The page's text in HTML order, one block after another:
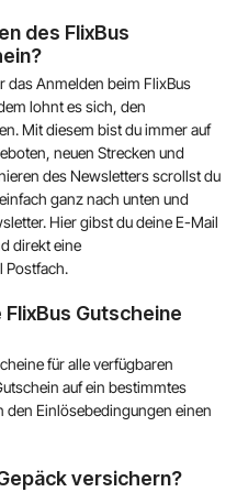
des FlixBus
das Anmelden beim FlixBus
lohnt es sich, den
Mit diesem bist du immer auf
neuen Strecken und
des Newsletters scrollst du
ganz nach unten und
Hier gibst du deine E-Mail
direkt eine
Postfach.
Gutscheine
für alle verfügbaren
auf ein bestimmtes
Einlösebedingungen einen
versichern?